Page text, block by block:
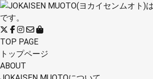
TOP PAGE
トップページ
ABOUT